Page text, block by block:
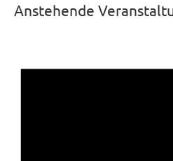
Anstehende